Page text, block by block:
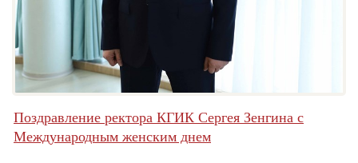
Поздравление ректора КГИК Сергея Зенгина с
Международным женским днем